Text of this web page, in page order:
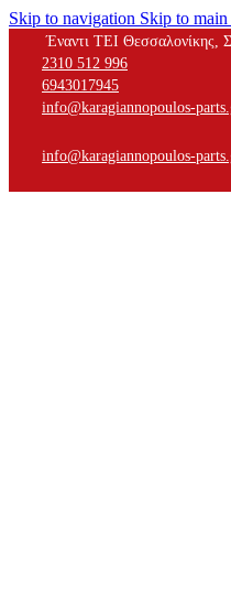
Skip to navigation Skip to
Έναντι ΤΕΙ Θεσσαλονίκης,
2310 512 996
6943017945
info@karagiannopoulos-
info@karagiannopoulos-